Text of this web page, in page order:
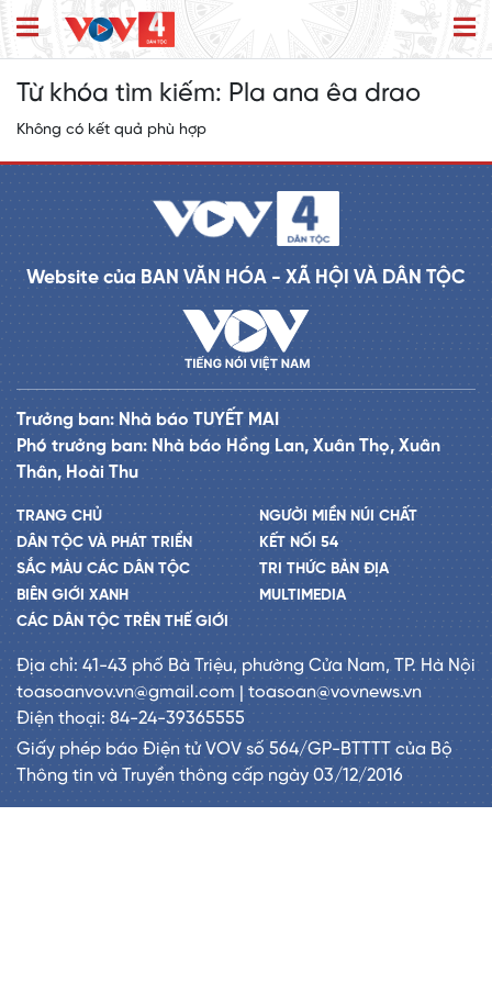
Từ khóa tìm kiếm: Pla ana êa drao
Không có kết quả phù hợp
Website của BAN VĂN HÓA - XÃ HỘI VÀ DÂN TỘC
Trưởng ban: Nhà báo TUYẾT MAI
Phó trưởng ban: Nhà báo Hồng Lan, Xuân Thọ, Xuân
Thân, Hoài Thu
TRANG CHỦ
DÂN TỘC VÀ PHÁT TRIỂN
SẮC MÀU CÁC DÂN TỘC
BIÊN GIỚI XANH
CÁC DÂN TỘC TRÊN THẾ GIỚI
NGƯỜI MIỀN NÚI CHẤT
KẾT NỐI 54
TRI THỨC BẢN ĐỊA
MULTIMEDIA
Địa chỉ: 41-43 phố Bà Triệu, phường Cửa Nam, TP. Hà Nội
toasoanvov.vn@gmail.com | toasoan@vovnews.vn
Điện thoại: 84-24-39365555
Giấy phép báo Điện tử VOV số 564/GP-BTTTT của Bộ
Thông tin và Truyền thông cấp ngày 03/12/2016